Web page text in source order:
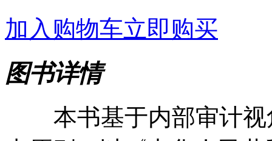
加入购物车立即购买
图书详情
本书基于内部审计视